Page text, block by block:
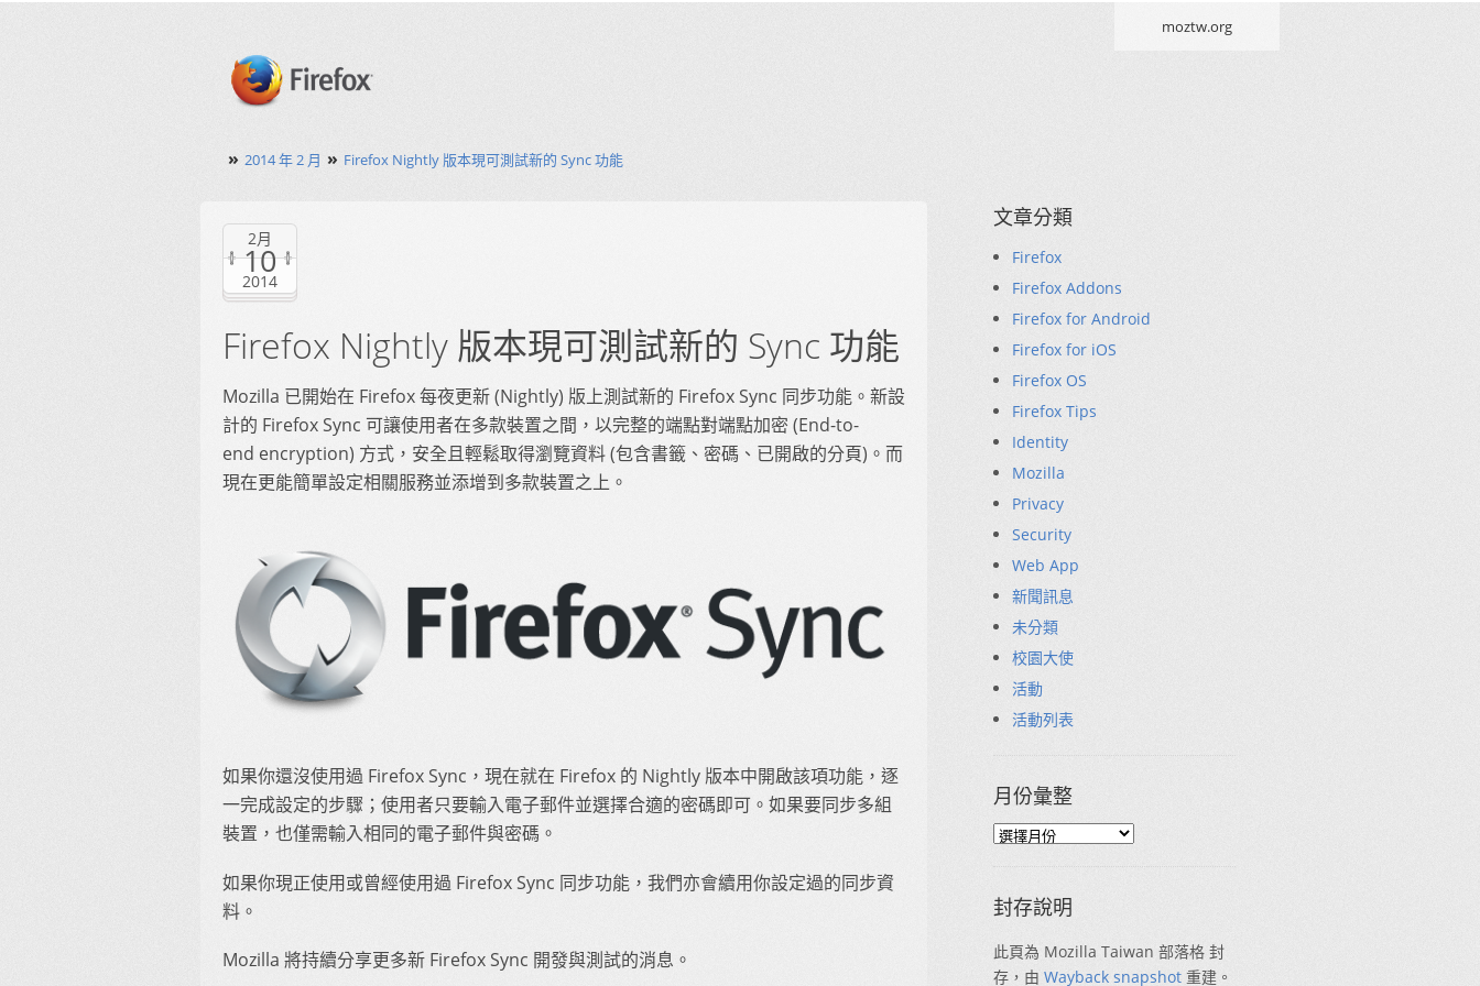
moztw.org
» 2014 年 2 月 » Firefox Nightly 版本現可測試新的 Sync 功能
2月
10
2014
Firefox Nightly 版本現可測試新的 Sync 功能
Mozilla 已開始在 Firefox 每夜更新 (Nightly) 版上測試新的 Firefox Sync 同步功能。新設
計的 Firefox Sync 可讓使用者在多款裝置之間，以完整的端點對端點加密 (End-to-
end encryption) 方式，安全且輕鬆取得瀏覽資料 (包含書籤、密碼、已開啟的分頁)。而
現在更能簡單設定相關服務並添增到多款裝置之上。
如果你還沒使用過 Firefox Sync，現在就在 Firefox 的 Nightly 版本中開啟該項功能，逐
一完成設定的步驟；使用者只要輸入電子郵件並選擇合適的密碼即可。如果要同步多組
裝置，也僅需輸入相同的電子郵件與密碼。
如果你現正使用或曾經使用過 Firefox Sync 同步功能，我們亦會續用你設定過的同步資
料。
Mozilla 將持續分享更多新 Firefox Sync 開發與測試的消息。
文章分類
Firefox
Firefox Addons
Firefox for Android
Firefox for iOS
Firefox OS
Firefox Tips
Identity
Mozilla
Privacy
Security
Web App
新聞訊息
未分類
校園大使
活動
活動列表
月份彙整
封存說明
此頁為 Mozilla Taiwan 部落格 封
存，由 Wayback snapshot 重建。